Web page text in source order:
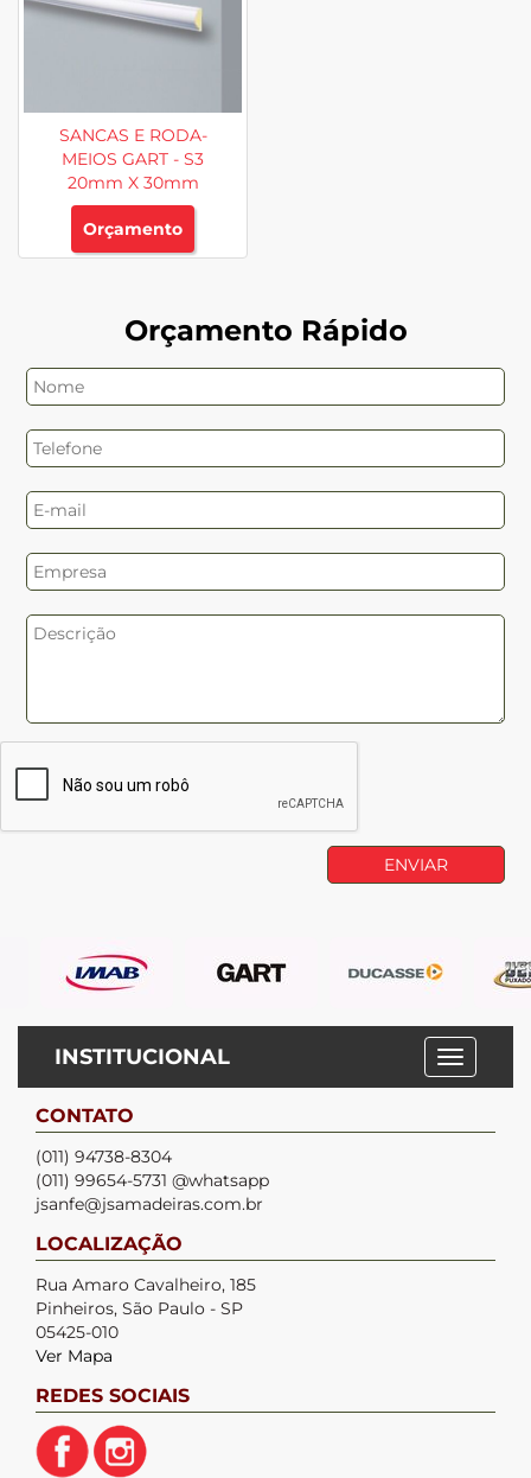
SANCAS E RODA-
MEIOS GART - S3
20mm X 30mm
Orçamento
Orçamento Rápido
INSTITUCIONAL
CONTATO
(011) 94738-8304
(011) 99654-5731 @whatsapp
jsanfe@jsamadeiras.com.br
LOCALIZAÇÃO
Rua Amaro Cavalheiro, 185
Pinheiros, São Paulo - SP
05425-010
Ver Mapa
REDES SOCIAIS